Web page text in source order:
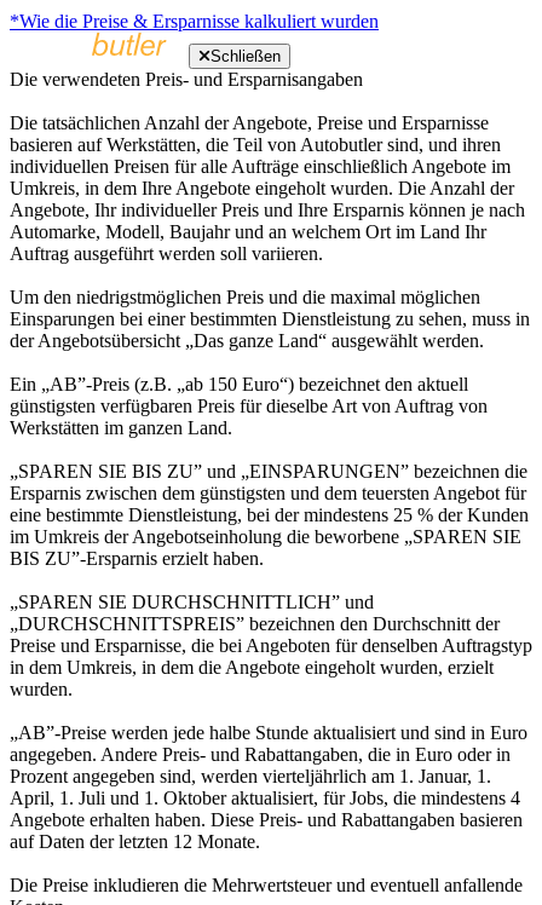
*Wie die Preise & Ersparnisse kalkuliert wurden
Schließen
Die verwendeten Preis- und Ersparnisangaben
Die tatsächlichen Anzahl der Angebote, Preise und Ersparnisse
basieren auf Werkstätten, die Teil von Autobutler sind, und ihren
individuellen Preisen für alle Aufträge einschließlich Angebote im
Umkreis, in dem Ihre Angebote eingeholt wurden. Die Anzahl der
Angebote, Ihr individueller Preis und Ihre Ersparnis können je nach
Automarke, Modell, Baujahr und an welchem Ort im Land Ihr
Auftrag ausgeführt werden soll variieren.
Um den niedrigstmöglichen Preis und die maximal möglichen
Einsparungen bei einer bestimmten Dienstleistung zu sehen, muss in
der Angebotsübersicht „Das ganze Land“ ausgewählt werden.
Ein „AB”-Preis (z.B. „ab 150 Euro“) bezeichnet den aktuell
günstigsten verfügbaren Preis für dieselbe Art von Auftrag von
Werkstätten im ganzen Land.
„SPAREN SIE BIS ZU” und „EINSPARUNGEN” bezeichnen die
Ersparnis zwischen dem günstigsten und dem teuersten Angebot für
eine bestimmte Dienstleistung, bei der mindestens 25 % der Kunden
im Umkreis der Angebotseinholung die beworbene „SPAREN SIE
BIS ZU”-Ersparnis erzielt haben.
„SPAREN SIE DURCHSCHNITTLICH” und
„DURCHSCHNITTSPREIS” bezeichnen den Durchschnitt der
Preise und Ersparnisse, die bei Angeboten für denselben Auftragstyp
in dem Umkreis, in dem die Angebote eingeholt wurden, erzielt
wurden.
„AB”-Preise werden jede halbe Stunde aktualisiert und sind in Euro
angegeben. Andere Preis- und Rabattangaben, die in Euro oder in
Prozent angegeben sind, werden vierteljährlich am 1. Januar, 1.
April, 1. Juli und 1. Oktober aktualisiert, für Jobs, die mindestens 4
Angebote erhalten haben. Diese Preis- und Rabattangaben basieren
auf Daten der letzten 12 Monate.
Die Preise inkludieren die Mehrwertsteuer und eventuell anfallende